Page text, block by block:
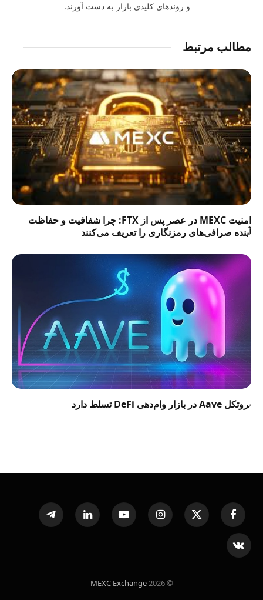
و روندهای کلیدی بازار به‌ دست آورند.
مطالب مرتبط
امنیت MEXC در عصر پس از FTX: چرا شفافیت و حفاظت
آینده صرافی‌های رمزنگاری را تعریف می‌کنند
پروتکل Aave در بازار وام‌دهی DeFi تسلط دارد
Facebook
X
(Twitter)
Instagram
YouTube
LinkedIn
Telegram
VKontakte
© 2026
MEXC Exchange